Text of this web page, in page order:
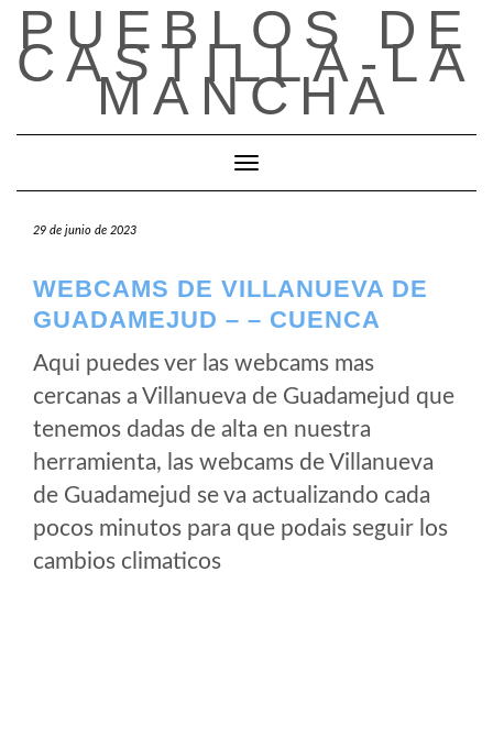
Saltar
contenido
PUEBLOS DE
CASTILLA-LA
MANCHA
Cambiar modo de navegación
29 de junio de 2023
WEBCAMS DE VILLANUEVA DE
GUADAMEJUD – – CUENCA
Aqui puedes ver las webcams mas
cercanas a Villanueva de Guadamejud que
tenemos dadas de alta en nuestra
herramienta, las webcams de Villanueva
de Guadamejud se va actualizando cada
pocos minutos para que podais seguir los
cambios climaticos